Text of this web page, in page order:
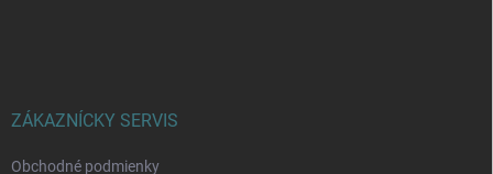
ZÁKAZNÍCKY SERVIS
Obchodné podmienky